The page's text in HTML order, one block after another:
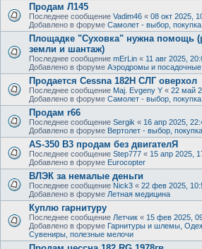
Продам Л145
Последнее сообщение Vadim46 « 08 окт 2025,
Добавлено в форуме Самолет - выбор,
Площадке "Суховка" нужна помощь
земли и шантаж)
Последнее сообщение mErLin « 11 авг 2025,
Добавлено в форуме Аэродромы и
Продается Cessna 182H СЛГ оверхол
Последнее сообщение Maj. Evgeny Y « 22 май
Добавлено в форуме Самолет - выбор,
Продам r66
Последнее сообщение Sergik « 16 апр 2025,
Добавлено в форуме Вертолет - выбор,
AS-350 B3 продам без двигателЯ
Последнее сообщение Step777 « 15 апр 2025,
Добавлено в форуме Eurocopter
ВЛЭК за немалые деньги
Последнее сообщение Nick3 « 22 фев 2025,
Добавлено в форуме Летная медицина
Куплю гарнитуру
Последнее сообщение Летчик « 15 фев 2025,
Добавлено в форуме Гарнитуры и шлемы,
Сувениры, полезные мелочи